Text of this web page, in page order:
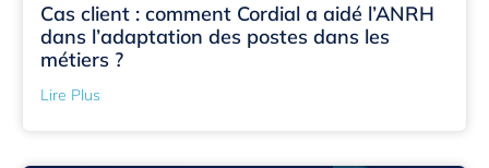
Cas client : comment Cordial a aidé l’ANRH
dans l’adaptation des postes dans les
métiers ?
Lire Plus